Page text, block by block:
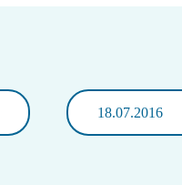
18.07.2016